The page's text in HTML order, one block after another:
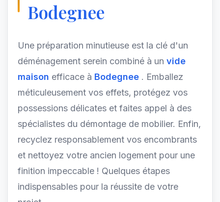
Bodegnee
Une préparation minutieuse est la clé d'un
déménagement serein combiné à un vide
maison efficace à Bodegnee . Emballez
méticuleusement vos effets, protégez vos
possessions délicates et faites appel à des
spécialistes du démontage de mobilier. Enfin,
recyclez responsablement vos encombrants
et nettoyez votre ancien logement pour une
finition impeccable ! Quelques étapes
indispensables pour la réussite de votre